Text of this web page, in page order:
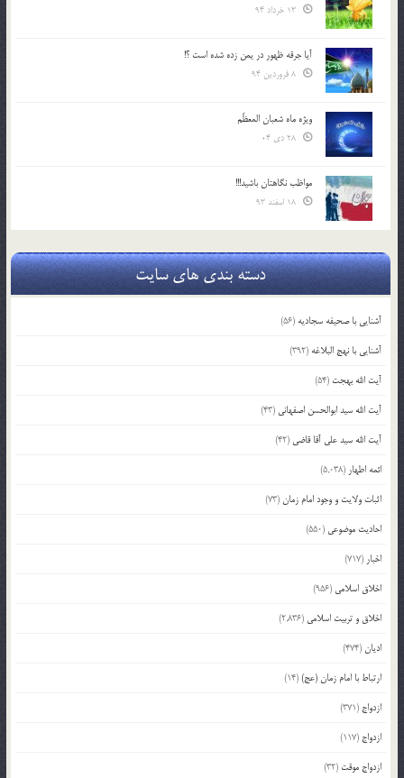
آیا جرقه ظهور در یمن زده شده است ؟!
ویژه ماه شعبان المعظّم
مواظب نگاهتان باشید!!!
دسته بندی های سایت
آشنایی با صحیفه سجادیه (56)
آشنایی با نهج البلاغه (392)
آیت الله بهجت (54)
آیت الله سید ابوالحسن اصفهانی (43)
آیت الله سید علی آقا قاضی (42)
ائمه اطهار (5,038)
اثبات ولایت و وجود امام زمان(73)
احادیث موضوعی (550)
اخبار (717)
اخلاق اسلامی (956)
اخلاق و تربیت اسلامی (2,836)
ادیان(474)
ارتباط با امام زمان (عج)(14)
ازدواج (371)
ازدواج (117)
ازدواج موقت (32)